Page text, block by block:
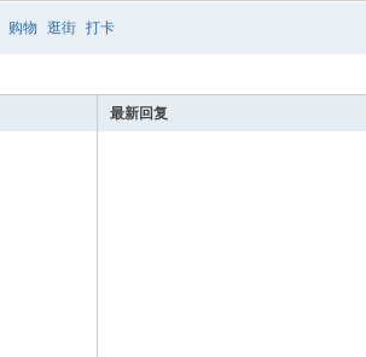
购物 逛街 打卡
最新回复